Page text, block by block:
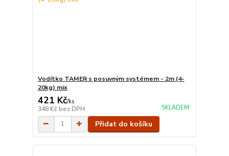
Vodítko TAMER s posuvným systémem - 2m (4-
20kg) mix
421 Kč/ks
348 Kč bez DPH SKLADEM
Přidat do košíku